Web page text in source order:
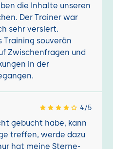
die Inhalte unseren
Der Trainer war
sehr versiert.
souverän
Zwischenfragen und
in der
4/5
gebucht habe, kann
treffen, werde dazu
hat meine Sterne-